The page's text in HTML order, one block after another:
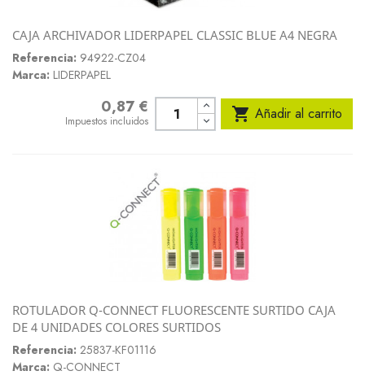
CAJA ARCHIVADOR LIDERPAPEL CLASSIC BLUE A4 NEGRA
Referencia: 94922-CZ04
Marca: LIDERPAPEL
0,87 €
Impuestos incluidos  Añadir al carrito
ROTULADOR Q-CONNECT FLUORESCENTE SURTIDO CAJA
DE 4 UNIDADES COLORES SURTIDOS
Referencia: 25837-KF01116
Marca: Q-CONNECT